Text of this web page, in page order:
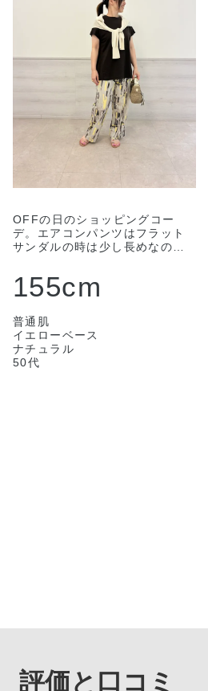
OFFの日のショッピングコー
デ。エアコンパンツはフラット
サンダルの時は少し長めなの
がポイントの柄が夏らしくて気
分が上がりますね。かごバッグ
も見た目よりたくさん入って、
斜め掛けできるのもうれしいで
す。 トップスM、パンツフリー
サイズを着ています。
155cm
普通肌
イエローベース
ナチュラル
50代
評価と口コミ